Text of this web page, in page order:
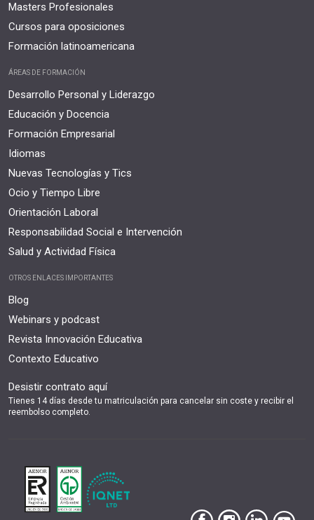
Masters Profesionales
Cursos para oposiciones
Formación latinoamericana
ÁREAS DE FORMACIÓN
Desarrollo Personal y Liderazgo
Educación y Docencia
Formación Empresarial
Idiomas
Nuevas Tecnologías y Tics
Ocio y Tiempo Libre
Orientación Laboral
Responsabilidad Social e Intervención
Salud y Actividad Física
OTROS ENLACES IMPORTANTES
Blog
Webinars y podcast
Revista Innovación Educativa
Contexto Educativo
Desistir contrato aquí
Tienes 14 días desde tu matriculación para cancelar sin coste y recibir el
reembolso completo.